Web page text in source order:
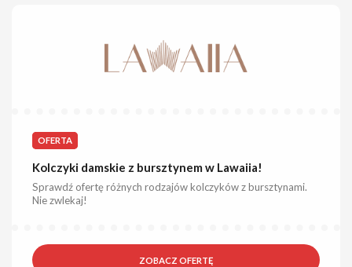
OFERTA
Kolczyki damskie z bursztynem w Lawaiia!
Sprawdź ofertę różnych rodzajów kolczyków z bursztynami.
Nie zwlekaj!
ZOBACZ OFERTĘ